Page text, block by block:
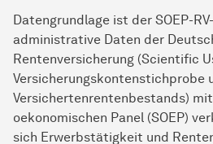
Datengrundlage ist der SOEP-
administrative Daten der
Rentenversicherung (Scientific
Versicherungskontenstichprobe
Versichertenrentenbestands)
oekonomischen Panel (SOEP)
sich Erwerbstätigkeit und